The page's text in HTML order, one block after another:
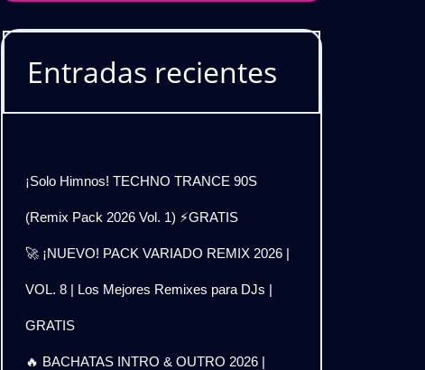
Entradas recientes
¡Solo Himnos! TECHNO TRANCE 90S
(Remix Pack 2026 Vol. 1) ⚡GRATIS
🚀 ¡NUEVO! PACK VARIADO REMIX 2026 |
VOL. 8 | Los Mejores Remixes para DJs |
GRATIS
🔥 BACHATAS INTRO & OUTRO 2026 |